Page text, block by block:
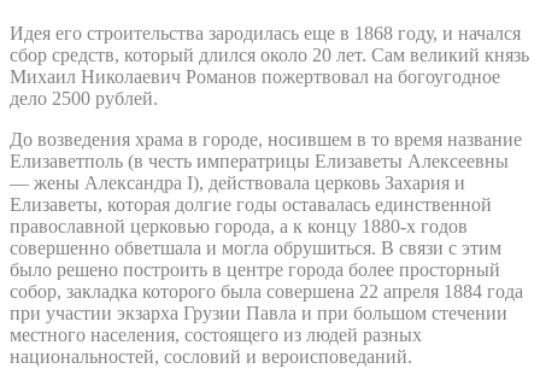
Идея его строительства зародилась еще в 1868 году, и начался
сбор средств, который длился около 20 лет. Сам великий князь
Михаил Николаевич Романов пожертвовал на богоугодное
дело 2500 рублей.
До возведения храма в городе, носившем в то время название
Елизаветполь (в честь императрицы Елизаветы Алексеевны
— жены Александра I), действовала церковь Захария и
Елизаветы, которая долгие годы оставалась единственной
православной церковью города, а к концу 1880-х годов
совершенно обветшала и могла обрушиться. В связи с этим
было решено построить в центре города более просторный
собор, закладка которого была совершена 22 апреля 1884 года
при участии экзарха Грузии Павла и при большом стечении
местного населения, состоящего из людей разных
национальностей, сословий и вероисповеданий.